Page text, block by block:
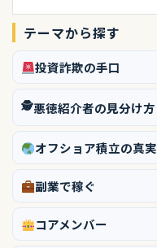
テーマから探す
投資詐欺の手口
🕵️悪徳紹介者の見分け方
オフショア積立の真実
副業で稼ぐ
コアメンバー